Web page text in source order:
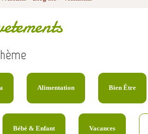
Alimentation Bien Être
Bébé & Enfant Vacances